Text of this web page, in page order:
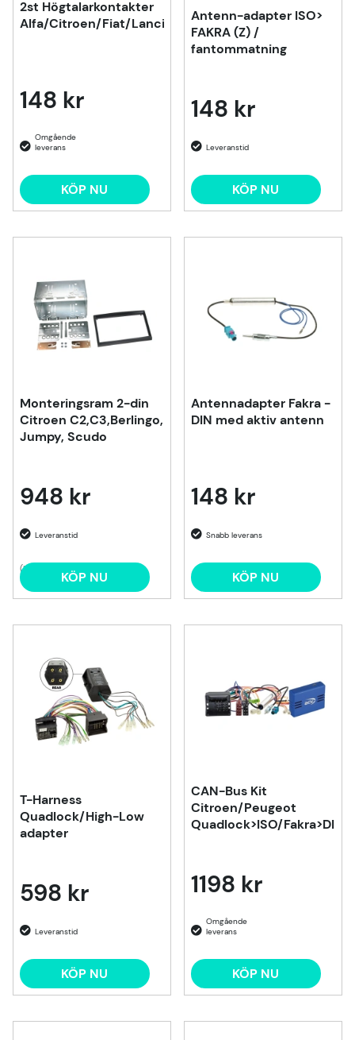
2st Högtalarkontakter
Alfa/Citroen/Fiat/Lancia/Peugeo
148 kr
KÖP NU
Antenn-adapter ISO>
FAKRA (Z) /
fantommatning
148 kr
KÖP NU
Monteringsram 2-din
Citroen C2,C3,Berlingo,
Jumpy, Scudo
948 kr
(1) KÖP NU
Antennadapter Fakra -
DIN med aktiv antenn
148 kr
KÖP NU
T-Harness
Quadlock/High-Low
adapter
598 kr
KÖP NU
CAN-Bus Kit
Citroen/Peugeot
Quadlock>ISO/Fakra>DIN
1198 kr
KÖP NU